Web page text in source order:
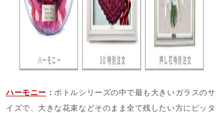
ハーモニー ： ボトルシリーズの中で最も大きいガラスのサ
イズで、大きな花束などそのまま全て残したい方にピッタ